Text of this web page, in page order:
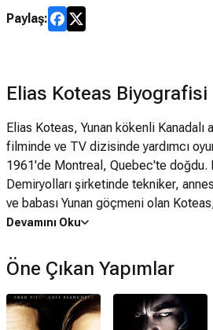
Paylaş:
Elias Koteas Biyografisi
Elias Koteas, Yunan kökenli Kanadalı
filminde ve TV dizisinde yardımcı
1961'de Montreal, Quebec'te doğdu.
Demiryolları şirketinde tekniker,
ve babası Yunan göçmeni olan
konuşabilmektedir. Montreal'deki
Academy of Dramatic Arts 'a
mezun oldu. Ayrıca Ellen Burstyn ve
dersler aldığı Actors' Studio'ya da
hayatını kazanabilmek için çok düşük
Devamını Oku
Öne Çıkan Yapımlar